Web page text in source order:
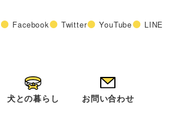
Facebook Twitter YouTube LINE
犬との暮らし お問い合わせ